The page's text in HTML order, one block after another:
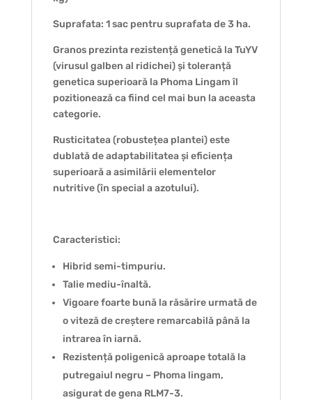
Suprafata: 1 sac pentru suprafata de 3 ha.
Granos prezinta rezistență genetică la TuYV
(virusul galben al ridichei) și toleranță
genetica superioară la Phoma Lingam îl
pozitionează ca fiind cel mai bun la aceasta
categorie.
Rusticitatea (robustețea plantei) este
dublată de adaptabilitatea și eficiența
superioară a asimilării elementelor
nutritive (în special a azotului).
Caracteristici:
Hibrid semi-timpuriu.
Talie mediu-înaltă.
Vigoare foarte bună la răsărire urmată de
o viteză de creștere remarcabilă până la
intrarea în iarnă.
Rezistență poligenică aproape totală la
putregaiul negru – Phoma lingam,
asigurat de gena RLM7-3.